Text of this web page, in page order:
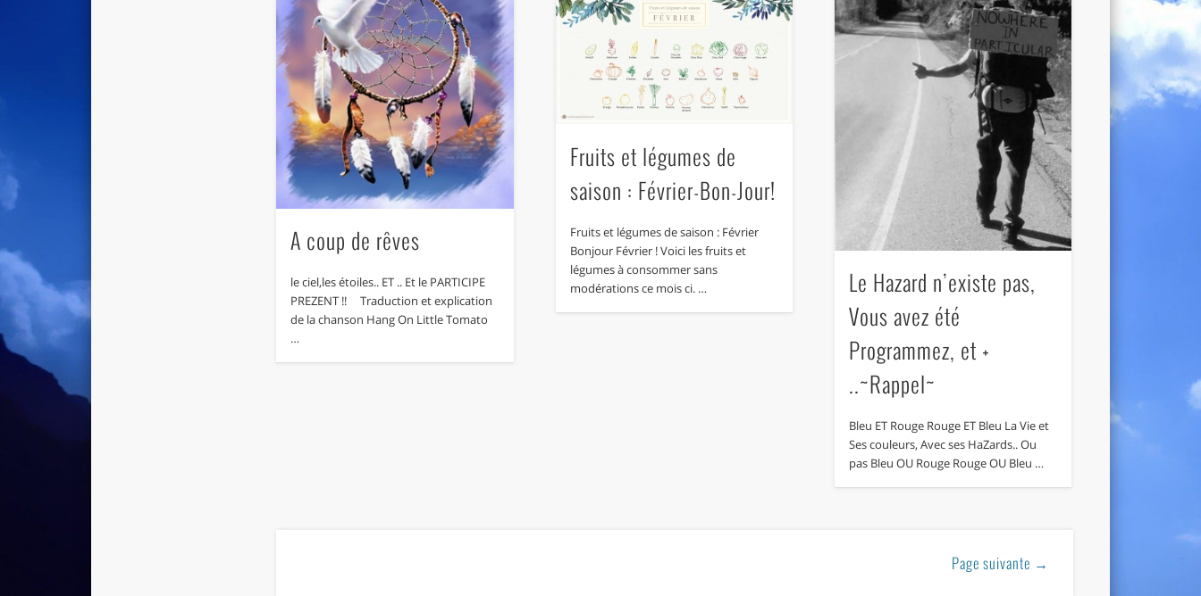
A coup de rêves
le ciel,les étoiles.. ET .. Et le PARTICIPE
PREZENT !! Traduction et explication
de la chanson Hang On Little Tomato
…
Le Hazard n’existe pas,
Vous avez été
Programmez, et +
..~Rappel~
Bleu ET Rouge Rouge ET Bleu La Vie et
Ses couleurs, Avec ses HaZards.. Ou
pas Bleu OU Rouge Rouge OU Bleu …
Fruits et légumes de
saison : Février-Bon-Jour!
Fruits et légumes de saison : Février
Bonjour Février ! Voici les fruits et
légumes à consommer sans
modérations ce mois ci. …
Page suivante →